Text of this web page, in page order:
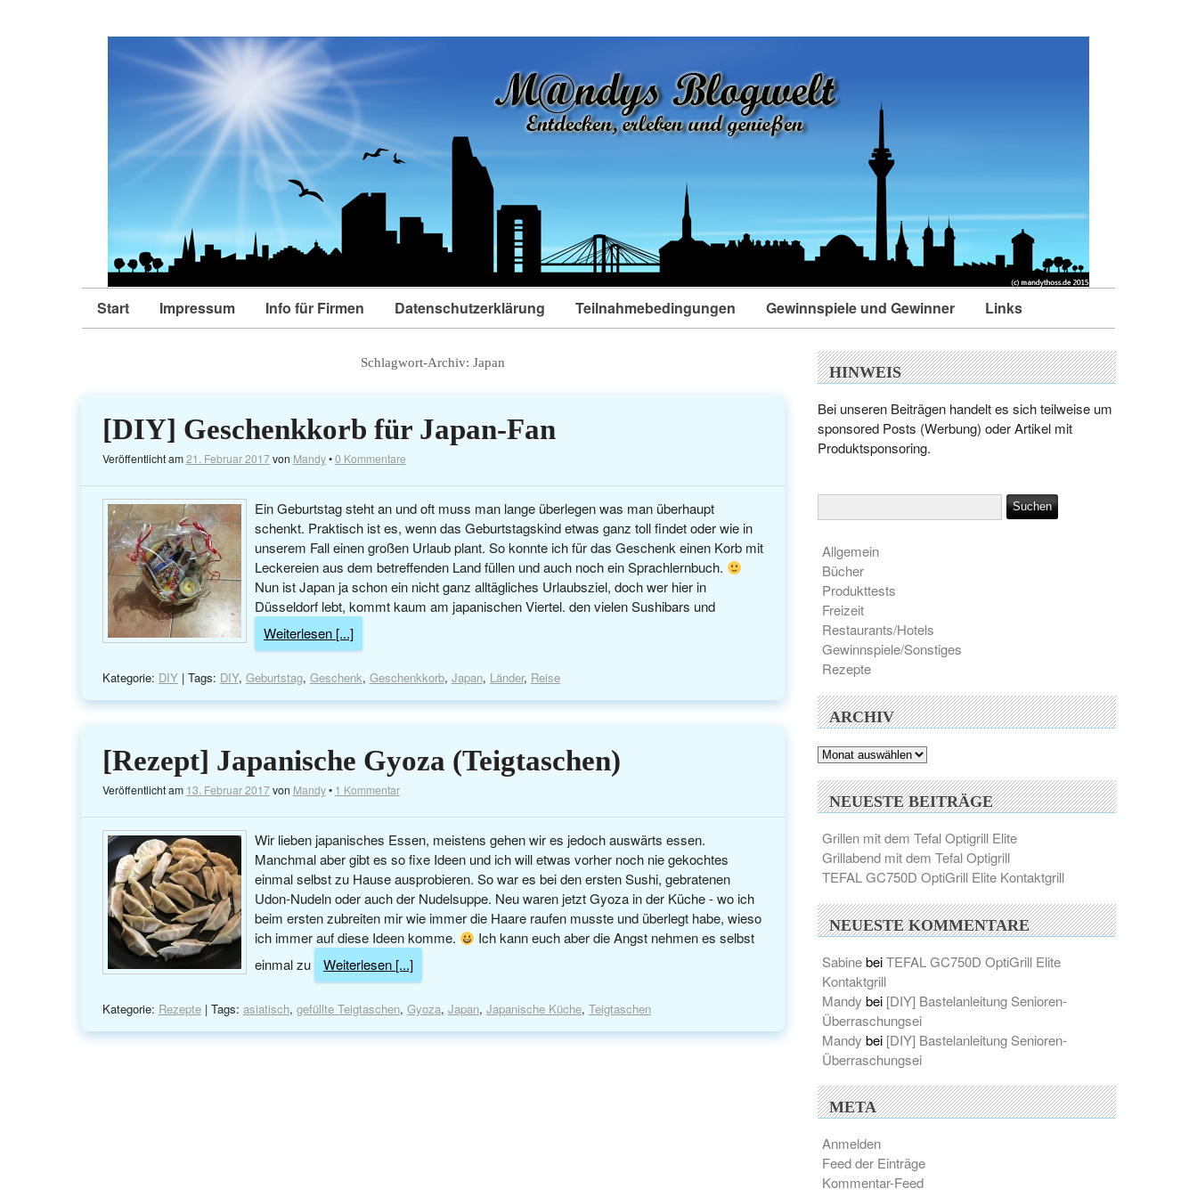
Start Impressum Info für Firmen Datenschutzerklärung Teilnahmebedingungen Gewinnspiele und Gewinner Links
Schlagwort-Archiv:Japan
[DIY] Geschenkkorb für Japan-Fan
Veröffentlicht am21. Februar 2017von Mandy•0 Kommentare
Ein Geburtstag steht an und oft muss man lange überlegen was man überhaupt
schenkt. Praktisch ist es, wenn das Geburtstagskind etwas ganz toll findet oder wie in
unserem Fall einen großen Urlaub plant. So konnte ich für das Geschenk einen Korb mit
Leckereien aus dem betreffenden Land füllen und auch noch ein Sprachlernbuch.
Nun ist Japan ja schon ein nicht ganz alltägliches Urlaubsziel, doch wer hier in
Düsseldorf lebt, kommt kaum am japanischen Viertel. den vielen Sushibars und
Weiterlesen [...]
Kategorie: DIY| Tags: DIY, Geburtstag, Geschenk, Geschenkkorb, Japan, Länder, Reise
[Rezept] Japanische Gyoza (Teigtaschen)
Veröffentlicht am 13. Februar 2017von Mandy• 1 Kommentar
Wir lieben japanisches Essen, meistens gehen wir es jedoch auswärts essen.
Manchmal aber gibt es so fixe Ideen und ich will etwas vorher noch nie gekochtes
einmal selbst zu Hause ausprobieren. So war es bei den ersten Sushi, gebratenen
Udon-Nudeln oder auch der Nudelsuppe. Neu waren jetzt Gyoza in der Küche - wo ich
beim ersten zubreiten mir wie immer die Haare raufen musste und überlegt habe, wieso
ich immer auf diese Ideen komme.
Ich kann euch aber die Angst nehmen es selbst
einmal zu
Weiterlesen [...]
Kategorie: Rezepte| Tags: asiatisch, gefüllte Teigtaschen, Gyoza, Japan, Japanische Küche, Teigtaschen
HINWEIS
Bei unseren Beiträgen handelt es sich teilweise um
sponsored Posts (Werbung) oder Artikel mit
Produktsponsoring.
Allgemein
Bücher
Produkttests
Freizeit
Restaurants/Hotels
Gewinnspiele/Sonstiges
Rezepte
ARCHIV
Archiv
NEUESTE BEITRÄGE
Grillen mit dem Tefal Optigrill Elite
Grillabend mit dem Tefal Optigrill
TEFAL GC750D OptiGrill Elite Kontaktgrill
NEUESTE KOMMENTARE
SabinebeiTEFAL GC750D OptiGrill Elite
Kontaktgrill
Mandy bei [DIY] Bastelanleitung Senioren-
Überraschungsei
Mandy bei [DIY] Bastelanleitung Senioren-
Überraschungsei
META
Anmelden
Feed der Einträge
Kommentar-Feed